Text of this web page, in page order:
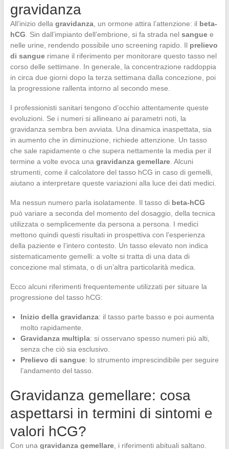
gravidanza
All’inizio della gravidanza, un ormone attira l’attenzione: il beta-
hCG . Sin dall’impianto dell’embrione, si fa strada nel sanguee
nelle urine, rendendo possibile uno screening rapido. Il prelievo
di sanguerimane il riferimento per monitorare questo tasso nel
corso delle settimane. In generale, la concentrazione raddoppia
in circa due giorni dopo la terza settimana dalla concezione, poi
la progressione rallenta intorno al secondo mese.
I professionisti sanitari tengono d’occhio attentamente queste
evoluzioni. Se i numeri si allineano ai parametri noti, la
gravidanza sembra ben avviata. Una dinamica inaspettata, sia
in aumento che in diminuzione, richiede attenzione. Un tasso
che sale rapidamente o che supera nettamente la media per il
termine a volte evoca una gravidanza gemellare. Alcuni
strumenti, come il calcolatore del tasso hCG in caso di gemelli,
aiutano a interpretare queste variazioni alla luce dei dati medici.
Ma nessun numero parla isolatamente. Il tasso di beta-hCG
può variare a seconda del momento del dosaggio, della tecnica
utilizzata o semplicemente da persona a persona. I medici
mettono quindi questi risultati in prospettiva con l’esperienza
della paziente e l’intero contesto. Un tasso elevato non indica
sistematicamente gemelli: a volte si tratta di una data di
concezione mal stimata, o di un’altra particolarità medica.
Ecco alcuni riferimenti frequentemente utilizzati per situare la
progressione del tasso hCG:
Inizio della gravidanza: il tasso parte basso e poi aumenta
molto rapidamente.
Gravidanza multipla: si osservano spesso numeri più alti,
senza che ciò sia esclusivo.
Prelievo di sangue: lo strumento imprescindibile per seguire
l’andamento del tasso.
Gravidanza gemellare: cosa
aspettarsi in termini di sintomi e
valori hCG?
Con una gravidanza gemellare, i riferimenti abituali saltano.